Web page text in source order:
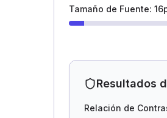
Tamaño de Fuente: 16
Resultados
Relación de